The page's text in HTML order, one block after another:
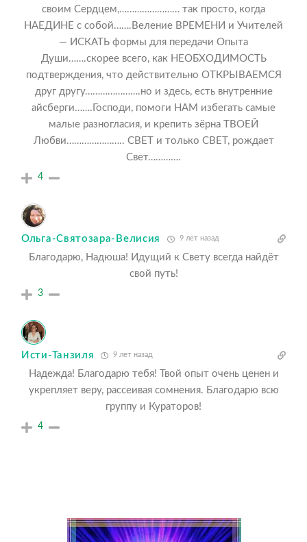
своим Сердцем,…………………… так просто, когда
НАЕДИНЕ с собой…….Веление ВРЕМЕНИ и Учителей
— ИСКАТЬ формы для передачи Опыта
Души…….скорее всего, как НЕОБХОДИМОСТЬ
подтверждения, что действительно ОТКРЫВАЕМСЯ
друг другу………………….но и здесь, есть внутренние
айсберги…….Господи, помоги НАМ избегать самые
малые разногласия, и крепить зёрна ТВОЕЙ
Любви………………….. СВЕТ и только СВЕТ, рождает
Свет………….
4
Ольга-Святозара-Велисия 9 лет назад
Благодарю, Надюша! Идущий к Свету всегда найдёт
свой путь!
3
Исти-Танзиля 9 лет назад
Надежда! Благодарю тебя! Твой опыт очень ценен и
укрепляет веру, рассеивая сомнения. Благодарю всю
группу и Кураторов!
4